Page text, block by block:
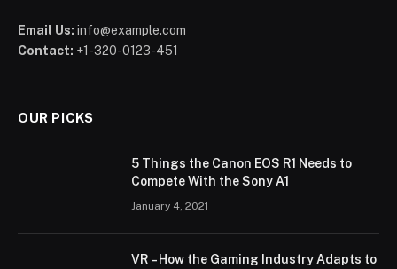
Email Us: info@example.com
Contact: +1-320-0123-451
OUR PICKS
5 Things the Canon EOS R1 Needs to
Compete With the Sony A1
January 4, 2021
VR – How the Gaming Industry Adapts to